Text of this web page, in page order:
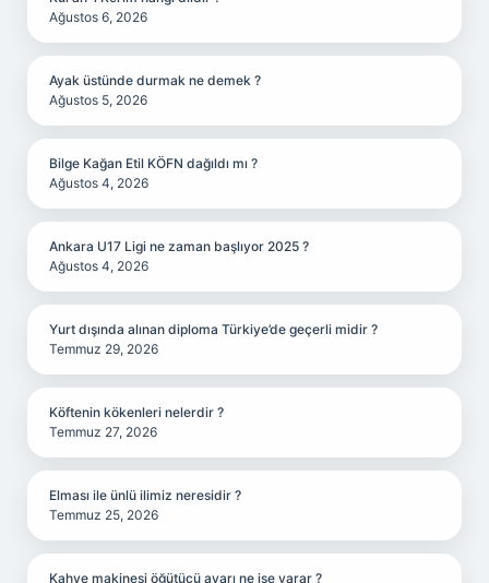
Ağustos 6, 2026
Ayak üstünde durmak ne demek ?
Ağustos 5, 2026
Bilge Kağan Etil KÖFN dağıldı mı ?
Ağustos 4, 2026
Ankara U17 Ligi ne zaman başlıyor 2025 ?
Ağustos 4, 2026
Yurt dışında alınan diploma Türkiye’de geçerli midir ?
Temmuz 29, 2026
Köftenin kökenleri nelerdir ?
Temmuz 27, 2026
Elması ile ünlü ilimiz neresidir ?
Temmuz 25, 2026
Kahve makinesi öğütücü ayarı ne işe yarar ?